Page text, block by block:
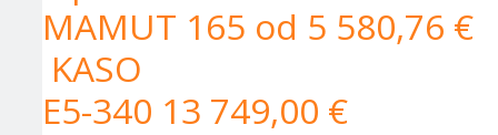
MAMUT 165 od 5 580,76 €
KASO
E5-340 13 749,00 €